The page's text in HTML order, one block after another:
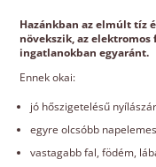
Hazánkban az elmúlt tíz
növekszik, az
ingatlanokban egyaránt.
Ennek okai:
jó hőszigetelésű
egyre olcsóbb
vastagabb fal, födém,